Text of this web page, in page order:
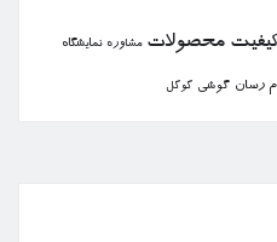
محصولات مشاوره نمایشگاه
رسان گوشی گوگل